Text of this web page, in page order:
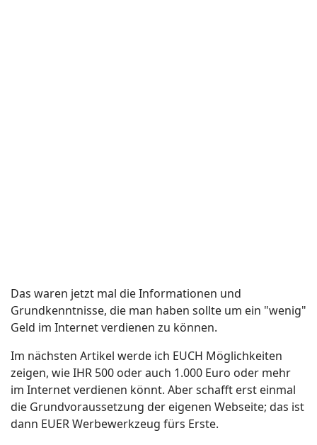
Das waren jetzt mal die Informationen und
Grundkenntnisse, die man haben sollte um ein "wenig"
Geld im Internet verdienen zu können.
Im nächsten Artikel werde ich EUCH Möglichkeiten
zeigen, wie IHR 500 oder auch 1.000 Euro oder mehr
im Internet verdienen könnt. Aber schafft erst einmal
die Grundvoraussetzung der eigenen Webseite; das ist
dann EUER Werbewerkzeug fürs Erste.